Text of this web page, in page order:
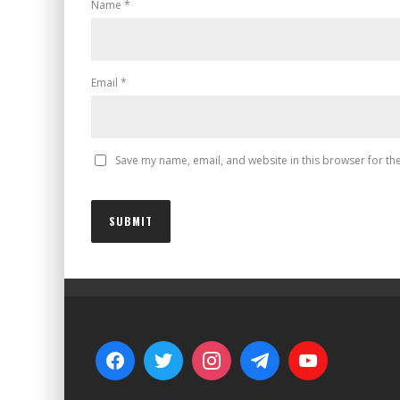
Name *
Email *
Save my name, email, and website in this browser for